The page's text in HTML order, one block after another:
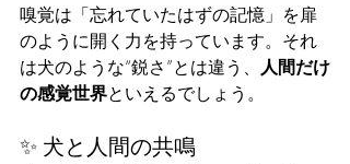
嗅覚は「忘れていたはずの記憶」を扉
のように開く力を持っています。それ
は犬のような“鋭さ”とは違う、 人間だけ
の感覚世界といえるでしょう。
✨ 犬と人間の共鳴